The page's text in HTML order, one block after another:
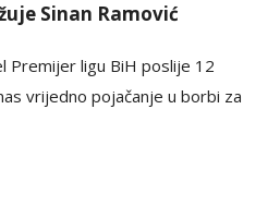
Sinan Ramović
Premijer ligu BiH poslije 12
vrijedno pojačanje u borbi za